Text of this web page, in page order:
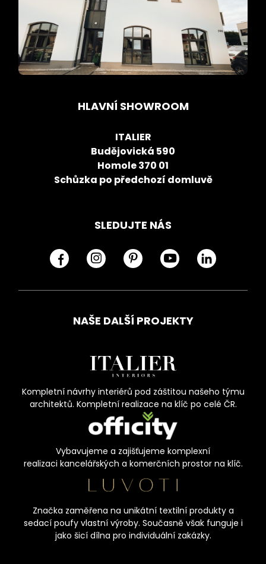
HLAVNÍ SHOWROOM
ITALIER
Budějovická 590
Homole 370 01
Schůzka po předchozí domluvě
SLEDUJTE NÁS
NAŠE DALŠÍ PROJEKTY
Kompletní návrhy interiérů pod záštitou našeho týmu
architektů. Kompletní realizace na klíč po celé ČR.
Vybavujeme a zajišťujeme komplexní
realizaci kancelářských a komerčních prostor na klíč.
Značka zaměřena na unikátní textilní produkty a
sedací poufy vlastní výroby. Současně však funguje i
jako šicí dílna pro individuální zakázky.